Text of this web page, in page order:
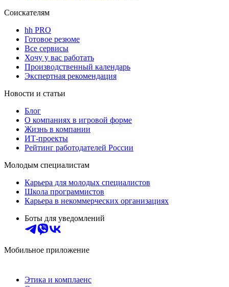
Соискателям
hh PRO
Готовое резюме
Все сервисы
Хочу у вас работать
Производственный календарь
Экспертная рекомендация
Новости и статьи
Блог
О компаниях в игровой форме
Жизнь в компании
ИТ-проекты
Рейтинг работодателей России
Молодым специалистам
Карьера для молодых специалистов
Школа программистов
Карьера в некоммерческих организациях
Боты для уведомлений
Мобильное приложение
Этика и комплаенс